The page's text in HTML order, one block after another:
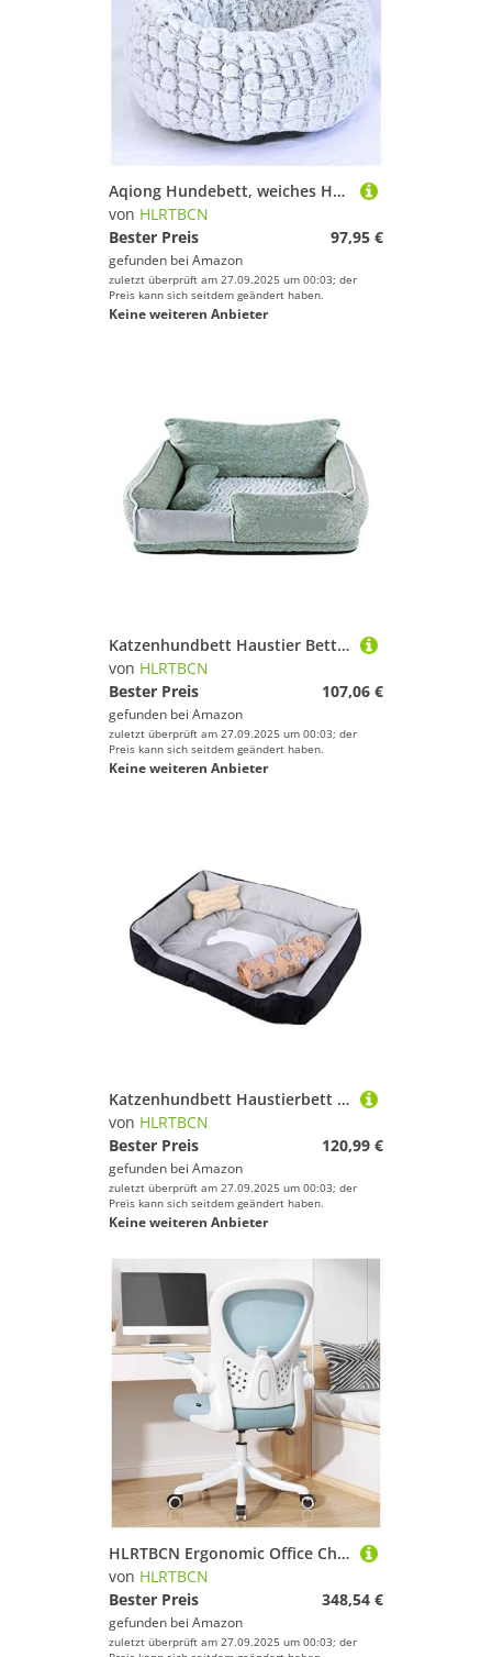
Aqiong Hundebett, weiches Haustierbett, weich, für Hunde und Katzen, rund, kurz, Plüsch, Winter, warm, Schlafsack, Tasche, Welpen, Hund, Katzen, Kissen, Matte, Haustierbedarf, Hundebett, Welpensofa
von HLRTBCN
Bester Preis
97,95 €
gefunden bei Amazon
zuletzt überprüft am 27.09.2025 um 00:03; der
Preis kann sich seitdem geändert haben.
Keine weiteren Anbieter
Katzenhundbett Haustier Bett Zwinger Haustierbett Hundebetten warm warm schlafende Baumwolle Welpenbett waschbare abnehmbare Oxford -Stoff Zwinger Katze Nest Boden wasserdichtes Hundebett Welpe Sofa
von HLRTBCN
Bester Preis
107,06 €
gefunden bei Amazon
zuletzt überprüft am 27.09.2025 um 00:03; der
Preis kann sich seitdem geändert haben.
Keine weiteren Anbieter
Katzenhundbett Haustierbett Zwinger Hunde Bettwäsche Hunde Betthund Sofa Super weiche Haustierbettmaschine Waschbar mit waschbarer Deckung Atmungsaktives Hundekissen Hundebett Welpensofa (Blau: A,
von HLRTBCN
Bester Preis
120,99 €
gefunden bei Amazon
zuletzt überprüft am 27.09.2025 um 00:03; der
Preis kann sich seitdem geändert haben.
Keine weiteren Anbieter
HLRTBCN Ergonomic Office Chair, atmungsaktivem Mesh -Computerstuhl mit Verstellbarer Lendenwirbelseiter, komfortable Mid -Back -Rolling -Arbeiten Drehaufgabenstühle für Home Office Aqiong
von HLRTBCN
Bester Preis
348,54 €
gefunden bei Amazon
zuletzt überprüft am 27.09.2025 um 00:03; der